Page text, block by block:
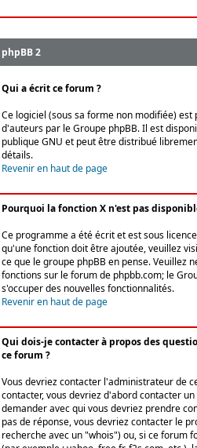
phpBB 2
Qui a écrit ce forum ?
Ce logiciel (sous sa forme non modifiée)
d'auteurs par leGroupe phpBB. Il est
publique GNU et peut être distribué
détails.
Revenir en haut de page
Pourquoi la fonction X n'est pas
Ce programme a été écrit et est sous
qu'une fonction doit être ajoutée, veuillez
ce que le groupe phpBB en pense. Veuillez
fonctions sur le forum de phpbb.com; le
s'occuper des nouvelles fonctionnalités.
Revenir en haut de page
Qui dois-je contacter à propos des
ce forum ?
Vous devriez contacter l'administrateur de
contacter, vous devriez d'abord contacter
demander avec qui vous devriez prendre
pas de réponse, vous devriez contacter le
recherche avec un "whois") ou, si ce forum